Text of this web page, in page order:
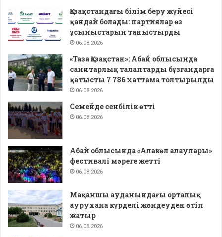
Қазақстандағы білім беру жүйесі
қандай болады: партиялар өз
ұсыныстарын таныстырды
06.08.2026
«Таза Қазақстан»: Абай облысында
санитарлық талаптарды бұзғандарға
қатысты 7 786 хаттама толтырылды
06.08.2026
Семейде сенбілік өтті
06.08.2026
Абай облысында «Алакөл алаулары»
фестивалі мәреге жетті
06.08.2026
Мақаншы ауданындағы орталық
аурухана күрделі жөндеуден өтіп
жатыр
06.08.2026